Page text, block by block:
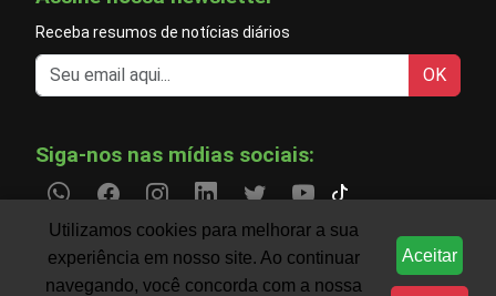
Receba resumos de notícias diários
OK
Siga-nos nas mídias sociais:
Utilizamos cookies para melhorar a sua
experiência em nosso site. Ao continuar
navegando, você concorda com a nossa
Aceitar
CLIMA
Informações do agronegócio temporariamente